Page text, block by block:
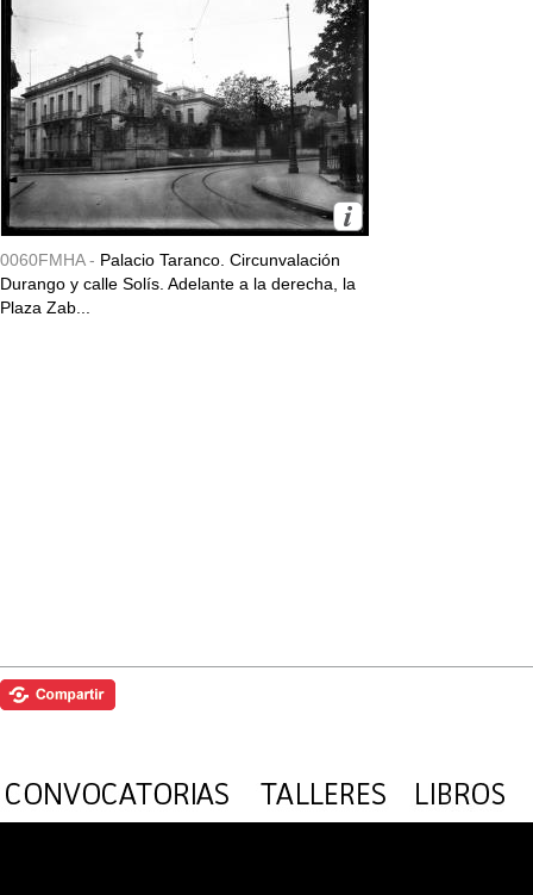
0060FMHA - Palacio Taranco. Circunvalación
Durango y calle Solís. Adelante a la derecha, la
Plaza Zab...